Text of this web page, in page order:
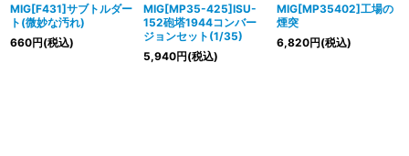
MIG[F431]サブトルダー
ト(微妙な汚れ)
660円(税込)
MIG[MP35-425]ISU-
152砲塔1944コンバー
ジョンセット(1/35)
5,940円(税込)
MIG[MP35402]工場の
煙突
6,820円(税込)